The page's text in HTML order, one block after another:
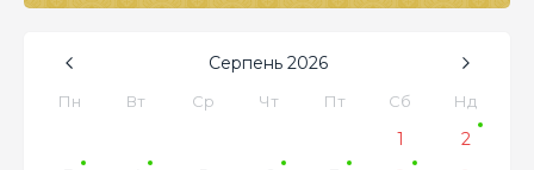
Серпень 2026
Пн Вт Ср Чт Пт Сб Нд
1
2